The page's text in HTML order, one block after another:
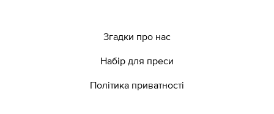
Згадки про нас
Набір для преси
Політика приватності